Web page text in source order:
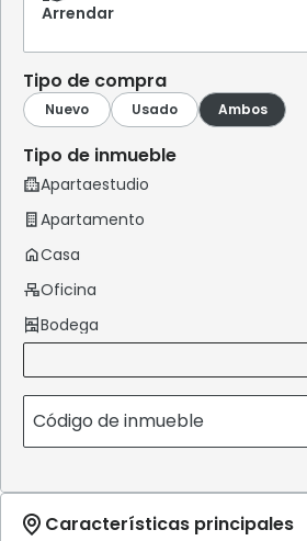
Arrendar
Tipo de compra
Tipo de inmueble